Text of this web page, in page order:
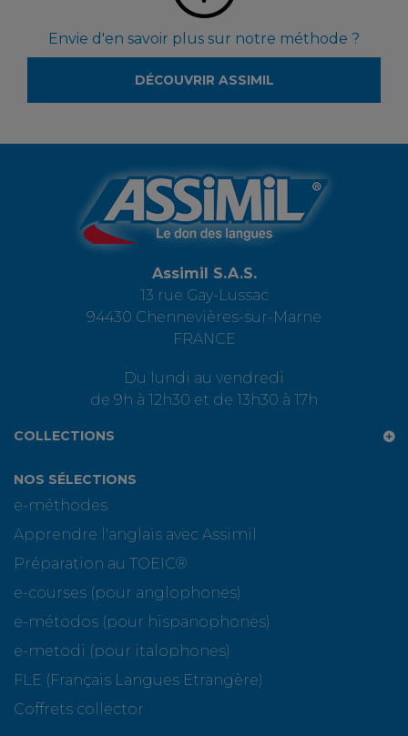
Envie d'en savoir plus sur notre méthode ?
DÉCOUVRIR ASSIMIL
Assimil S.A.S.
13 rue Gay-Lussac
94430 Chennevières-sur-Marne
FRANCE
Du lundi au vendredi
de 9h à 12h30 et de 13h30 à 17h
COLLECTIONS
NOS SÉLECTIONS
e-méthodes
Apprendre l'anglais avec Assimil
Préparation au TOEIC®
e-courses (pour anglophones)
e-métodos (pour hispanophones)
e-metodi (pour italophones)
FLE (Français Langues Etrangère)
Coffrets collector